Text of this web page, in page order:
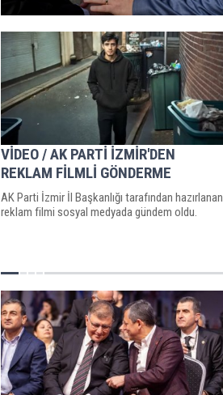
VİDEO / AK PARTİ İZMİR'DEN
REKLAM FİLMLİ GÖNDERME
AK Parti İzmir İl Başkanlığı tarafından hazırlanan
reklam filmi sosyal medyada gündem oldu.